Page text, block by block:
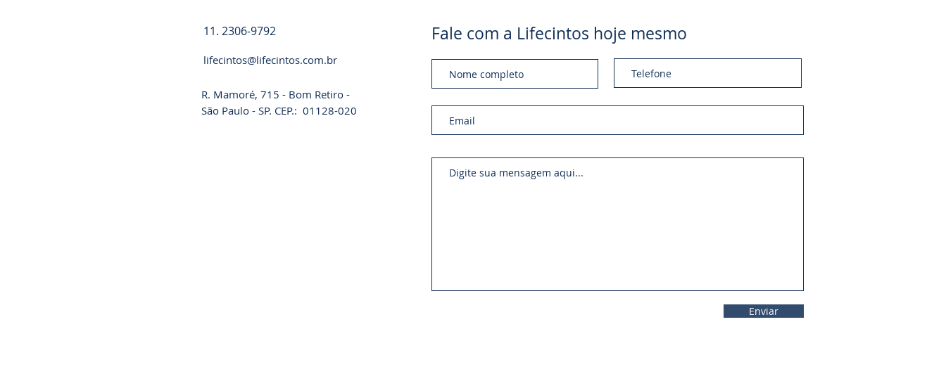
11. 2306-9792
lifecintos@lifecintos.com.br
R. Mamoré, 715 - Bom Retiro -
São Paulo - SP. CEP.: 01128-020
Fale com a Lifecintos hoje mesmo
Enviar